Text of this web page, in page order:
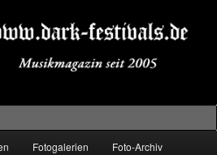
Fotogalerien Foto-Archiv